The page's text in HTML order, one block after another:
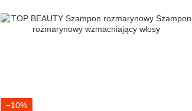
−10%